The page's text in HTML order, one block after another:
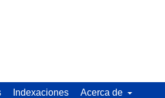
Indexaciones Acerca de